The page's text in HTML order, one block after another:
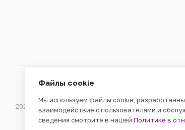
2026 © ООО «ВЕНДГАМ» © 2000-2025
Файлы cookie
Мы используем файлы cookie,
взаимодействие с пользователями и
сведения смотрите в нашей Политике в